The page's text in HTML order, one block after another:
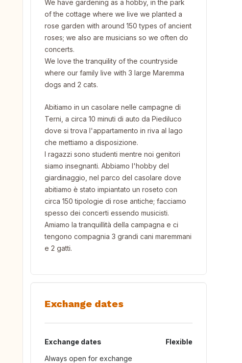
We have gardening as a hobby, in the park
of the cottage where we live we planted a
rose garden with around 150 types of ancient
roses; we also are musicians so we often do
concerts.
We love the tranquility of the countryside
where our family live with 3 large Maremma
dogs and 2 cats.
Abitiamo in un casolare nelle campagne di
Terni, a circa 10 minuti di auto da Piediluco
dove si trova l'appartamento in riva al lago
che mettiamo a disposizione.
I ragazzi sono studenti mentre noi genitori
siamo insegnanti. Abbiamo l'hobby del
giardinaggio, nel parco del casolare dove
abitiamo è stato impiantato un roseto con
circa 150 tipologie di rose antiche; facciamo
spesso dei concerti essendo musicisti.
Amiamo la tranquillità della campagna e ci
tengono compagnia 3 grandi cani maremmani
e 2 gatti.
Exchange dates
Exchange dates
Flexible
Always open for exchange